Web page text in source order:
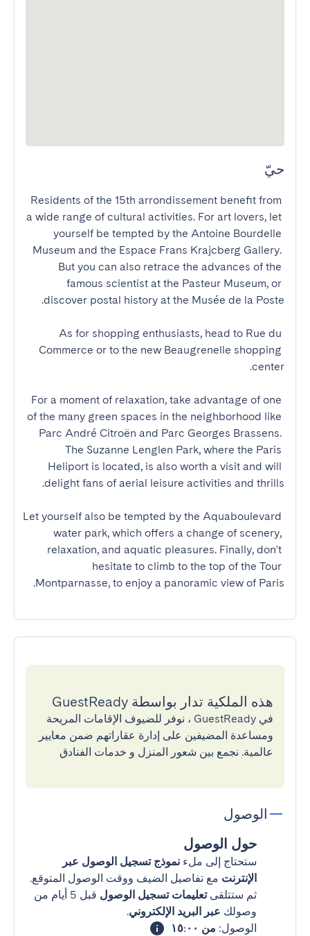
حيّ
Residents of the 15th arrondissement benefit from
a wide range of cultural activities. For art lovers, let
yourself be tempted by the Antoine Bourdelle
Museum and the Espace Frans Krajcberg Gallery.
But you can also retrace the advances of the
famous scientist at the Pasteur Museum, or
As for shopping enthusiasts, head to Rue du
Commerce or to the new Beaugrenelle shopping
For a moment of relaxation, take advantage of one
of the many green spaces in the neighborhood like
Parc André Citroën and Parc Georges Brassens.
The Suzanne Lenglen Park, where the Paris
Heliport is located, is also worth a visit and will
Let yourself also be tempted by the Aquaboulevard
water park, which offers a change of scenery,
relaxation, and aquatic pleasures. Finally, don't
hesitate to climb to the top of the Tour
Montparnasse, to enjoy a panoramic view of Paris.
هذه الملكية تدار بواسطة GuestReady
في GuestReady ، نوفر للضيوف الإقامات المريحة
ومساعدة المضيفين على إدارة عقاراتهم ضمن معايير
عالمية. نجمع بين شعور المنزل و خدمات الفنادق
الوصول
حول الوصول
ستحتاج إلى ملء نموذج تسجيل الوصول عبر
الإنترنت مع تفاصيل الضيف ووقت الوصول المتوقع.
ثم ستتلقىتعليمات تسجيل الوصول
قبل 5 أيام من
وصولك عبر البريد الإلكتروني.
الوصول: من ١٥:٠٠